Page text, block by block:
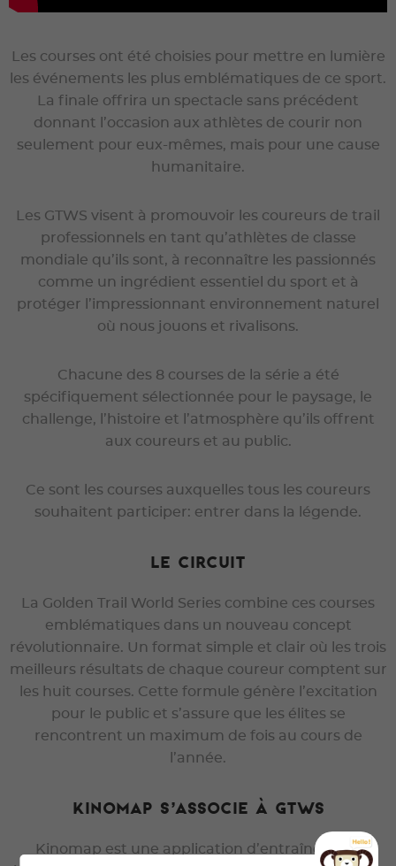
Les courses ont été choisies pour mettre en lumière
les événements les plus emblématiques de ce sport.
La finale offrira un spectacle sans précédent
donnant l’occasion aux athlètes de courir non
seulement pour eux-mêmes, mais pour une cause
humanitaire.
Les GTWS visent à promouvoir les coureurs de trail
professionnels en tant qu’athlètes de classe
mondiale qu’ils sont, à reconnaître les passionnés
comme un ingrédient essentiel du sport et à
protéger l’impressionnant environnement naturel
où nous jouons et rivalisons.
Chacune des 8 courses de la série a été
spécifiquement sélectionnée pour le paysage, le
challenge, l’histoire et l’atmosphère qu’ils offrent
aux coureurs et au public.
Ce sont les courses auxquelles tous les coureurs
souhaitent participer: entrer dans la légende.
LE CIRCUIT
La Golden Trail World Series combine ces courses
emblématiques dans un nouveau concept
révolutionnaire. Un format simple et clair où les trois
meilleurs résultats de chaque coureur comptent sur
les huit courses. Cette formule génère l’excitation
pour le public et s’assure que les élites se
rencontrent un maximum de fois au cours de
l’année.
Kinomap s’associe à GTWS
Kinomap est une application d’entraînement